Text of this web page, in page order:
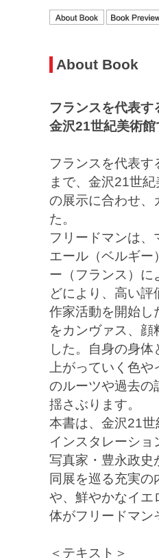
About Book
フランスを代表す
金沢21世紀美術
フランスを代表
まで、金沢21世
の展示に合わせ、
た。
フリードマンは
エール（ベルギー
ー（フランス）に
どにより、高い
作家活動を開始し
をカンヴァス、
した。自身の身
上がっていく色
のルーツや過去の
揺さぶります。
本書は、金沢21
インスタレーシ
写真家・豊永政史
同展を巡る充実
や、鮮やかなイエ
体がフリードマン
＜テキスト＞